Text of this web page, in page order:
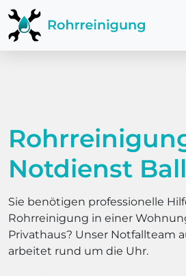
Notdienst
Sie benötigen professionelle
Rohrreinigung in einer
Privathaus? Unser Notfallteam
arbeitet rund um die Uhr.